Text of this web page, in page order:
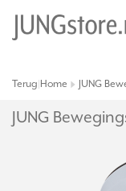
Terug Home JUNG
JUNG